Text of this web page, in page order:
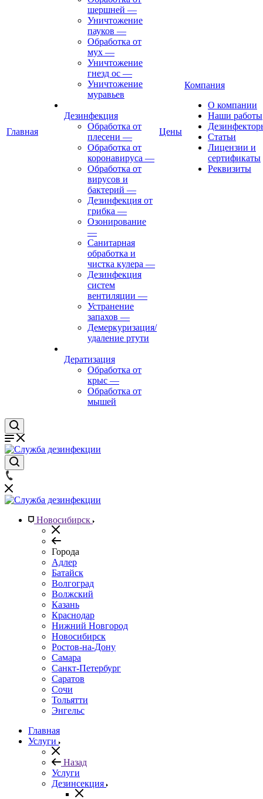
Главная
шершней —
Уничтожение
пауков —
Обработка от
мух —
Уничтожение
гнезд ос —
Уничтожение
муравьев
Дезинфекция
Обработка от
плесени —
Обработка от
коронавируса —
Обработка от
вирусов и
бактерий —
Дезинфекция от
грибка —
Озонирование
—
Санитарная
обработка и
чистка кулера —
Дезинфекция
систем
вентиляции —
Устранение
запахов —
Демеркуризация/
удаление ртути
Дератизация
Обработка от
крыс —
Обработка от
мышей
Цены
Компания
О компании
Наши работы
Статьи
Лицензии и
сертификаты
Реквизиты
Новосибирск
Города
Адлер
Батайск
Волгоград
Волжский
Казань
Краснодар
Нижний Новгород
Новосибирск
Ростов-на-Дону
Самара
Санкт-Петербург
Саратов
Сочи
Тольятти
Энгельс
Главная
Услуги
Назад
Услуги
Дезинсекция